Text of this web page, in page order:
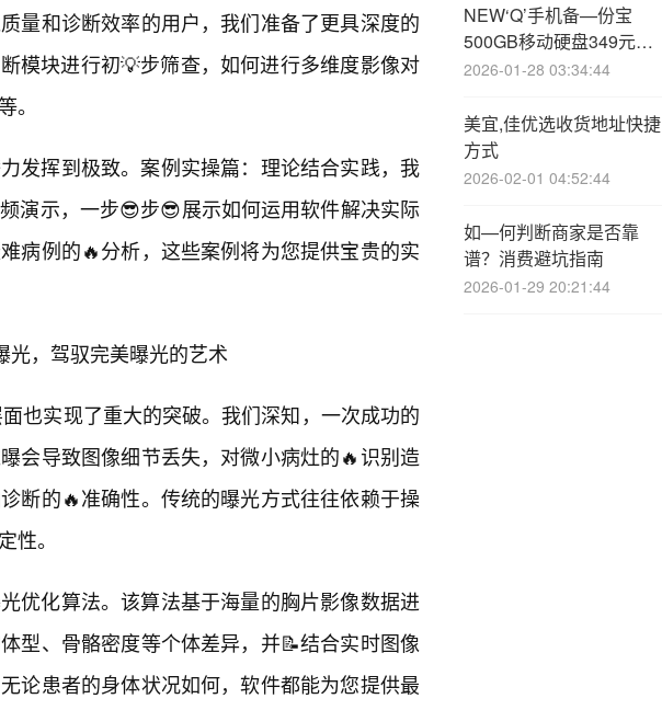
量和诊断效率的用户，我们准备了更具深度的
模块进行初💡步筛查，如何进行多维度影像对
。
发挥到极致。案例实操篇：理论结合实践，我
演示，一步😎步😎展示如何运用软件解决实际
病例的🔥分析，这些案例将为您提供宝贵的实
光，驾驭完美曝光的艺术
也实现了重大的突破。我们深知，一次成功的
会导致图像细节丢失，对微小病灶的🔥识别造
断的🔥准确性。传统的曝光方式往往依赖于操
性。
优化算法。该算法基于海量的胸片影像数据进
型、骨骼密度等个体差异，并📝结合实时图像
论患者的身体状况如何，软件都能为您提供最
NEW‘Q’手机备—份宝
500GB移动硬盘349元促
销
2026-01-28 03:34:44
美宜,佳优选收货地址快捷
方式
2026-02-01 04:52:44
如—何判断商家是否靠
谱？消费避坑指南
2026-01-29 20:21:44